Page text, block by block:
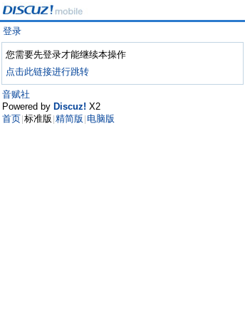
登录
您需要先登录才能继续本操作
点击此链接进行跳转
音赋社
Powered by Discuz! X2
首页 标准版 精简版 电脑版